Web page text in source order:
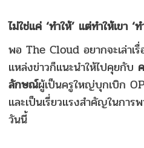
ไม่ใช่แค่ ‘ทำให้’ แต่ทำให้เขา ‘ท
พอ The Cloud อยากจะเล่าเ
แหล่งข่าวก็แนะนำให้ไปคุยกับ
ลักษณ์ผู้เป็นครูใหญ่บุกเบิก
และเป็นเรี่ยวแรงสำคัญในกา
วันนี้